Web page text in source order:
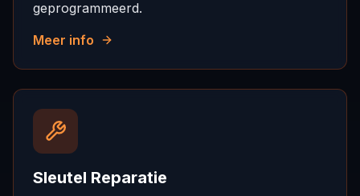
geprogrammeerd.
Meer info
Sleutel Reparatie